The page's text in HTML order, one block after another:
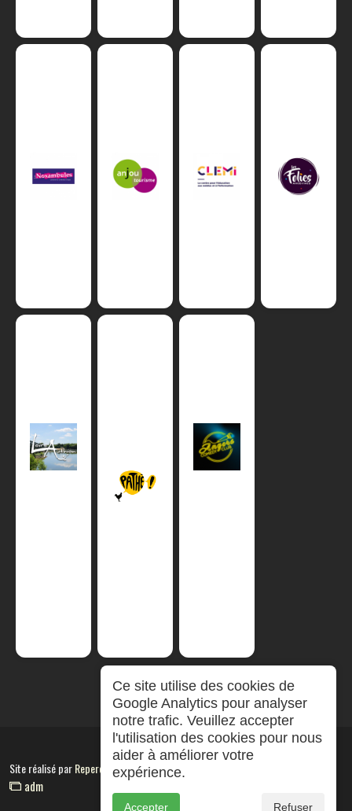
Site réalisé parRepereCom
adm
Ce site utilise des cookies de
Google Analytics pour analyser
notre trafic. Veuillez accepter
l'utilisation des cookies pour nous
aider à améliorer votre
expérience.
Accepter Refuser